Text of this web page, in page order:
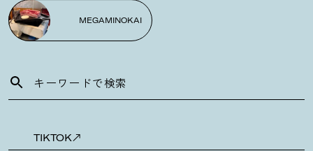
MEGAMINOKAI
TIKTOK